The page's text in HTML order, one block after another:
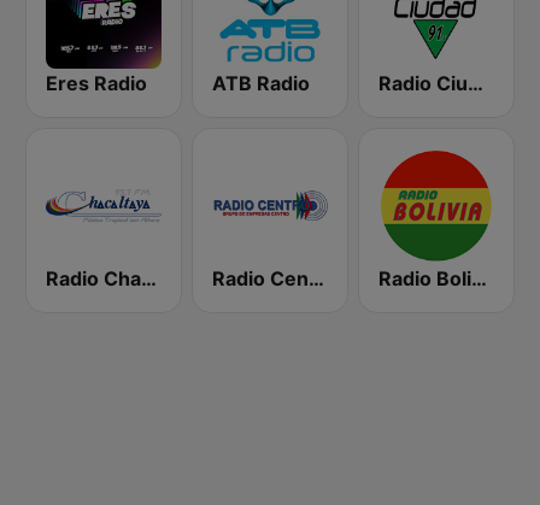
Eres Radio ATB Radio Radio Ciudad
Radio Chacaltaya Radio Centro FM 96.1 Radio Bolivia